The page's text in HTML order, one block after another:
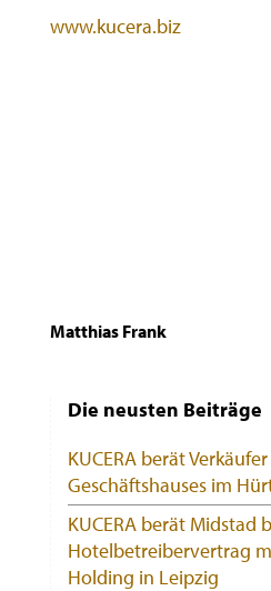
www.kucera.biz
Matthias Frank
Die neusten Beiträge
KUCERA berät
Geschäftshauses im
KUCERA berät Midstad
Hotelbetreibervertrag
Holding in Leipzig